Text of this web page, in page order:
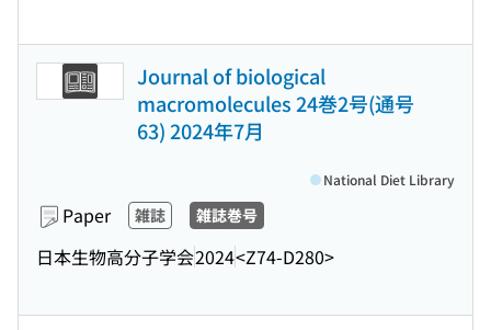
Journal of biological
macromolecules 24巻2号(通号
63) 2024年7月
Paper 雑誌 雑誌巻号
日本生物高分子学会2024<Z74-D280>
National Diet Library